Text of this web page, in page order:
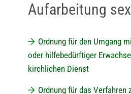
Aufarbeitung
Ordnung für den Umgang
oder hilfebedürftiger
kirchlichen Dienst
Ordnung für das Verfahren